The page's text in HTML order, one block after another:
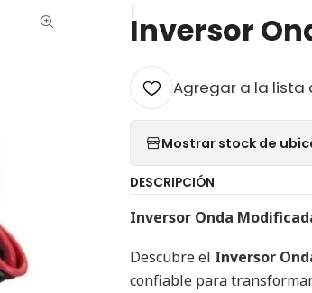
|
Inversor
Agregar a la lista
Mostrar stock de
DESCRIPCIÓN
Inversor Onda
Descubre el Inversor
confiable para